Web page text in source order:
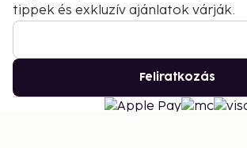
tippek és exkluzív ajánlatok várják.
Feliratkozás